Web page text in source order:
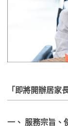
「即將開辦居家
一、 服務宗旨、